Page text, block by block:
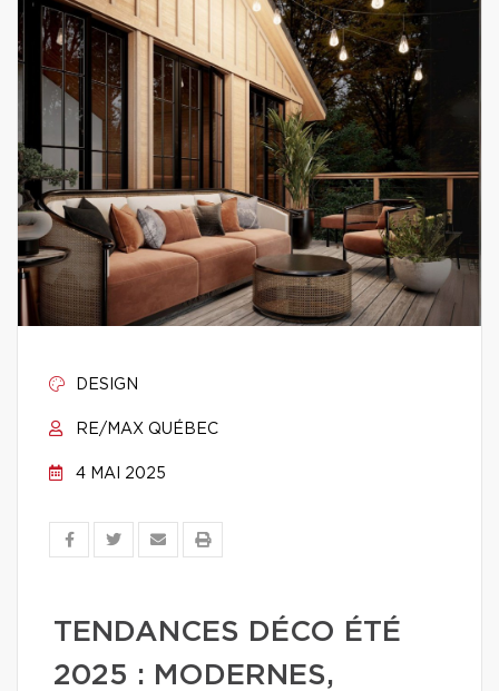
DESIGN
RE/MAX QUÉBEC
4 MAI 2025
TENDANCES DÉCO ÉTÉ
2025 : MODERNES,